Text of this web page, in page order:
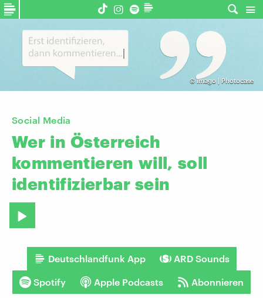
©imago | Photocase
Social Media
Wer in Österreich
kommentieren will, soll
identifizierbar sein
Deutschlandfunk App ARD Sounds
Spotify Apple Podcasts Abonnieren